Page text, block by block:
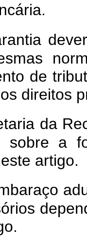
de
direitos
da
sobre a
artigo.